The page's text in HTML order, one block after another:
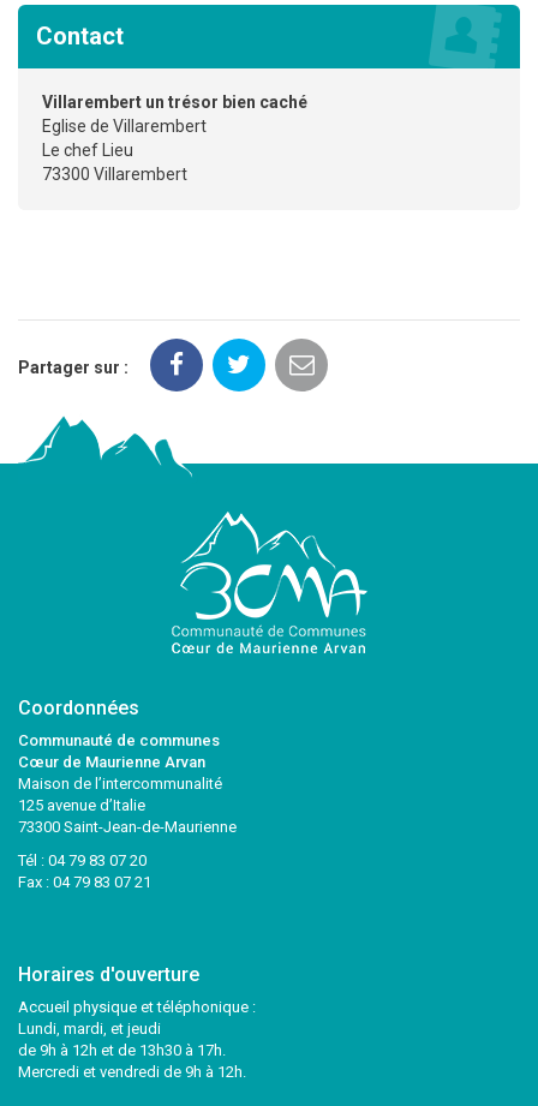
Contact
Villarembert un trésor bien caché
Eglise de Villarembert
Le chef Lieu
73300 Villarembert
Partager sur :
Coordonnées
Communauté de communes
Cœur de Maurienne Arvan
Maison de l’intercommunalité
125 avenue d’Italie
73300 Saint-Jean-de-Maurienne
Tél : 04 79 83 07 20
Fax : 04 79 83 07 21
Horaires d'ouverture
Accueil physique et téléphonique :
Lundi, mardi, et jeudi
de 9h à 12h et de 13h30 à 17h.
Mercredi et vendredi de 9h à 12h.